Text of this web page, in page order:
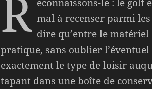
R mal à recenser parmi
dire qu’entre le
pratique, sans oublier l’éventuel
exactement le type de loisir
tapant dans une boîte de